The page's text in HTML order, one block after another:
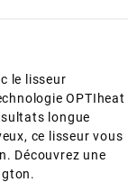
le lisseur
OPTIheat
longue
ce lisseur vous
Découvrez une